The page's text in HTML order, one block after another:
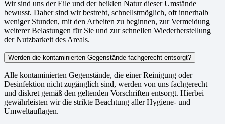
Wir sind uns der Eile und der heiklen Natur dieser Umstände
bewusst. Daher sind wir bestrebt, schnellstmöglich, oft innerhalb
weniger Stunden, mit den Arbeiten zu beginnen, zur Vermeidung
weiterer Belastungen für Sie und zur schnellen Wiederherstellung
der Nutzbarkeit des Areals.
Werden die kontaminierten Gegenstände fachgerecht entsorgt?
Alle kontaminierten Gegenstände, die einer Reinigung oder
Desinfektion nicht zugänglich sind, werden von uns fachgerecht
und diskret gemäß den geltenden Vorschriften entsorgt. Hierbei
gewährleisten wir die strikte Beachtung aller Hygiene- und
Umweltauflagen.